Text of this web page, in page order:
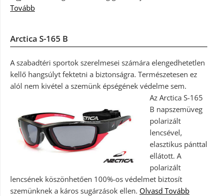
Tovább
Arctica S-165 B
A szabadtéri sportok szerelmesei számára elengedhetetlen
kellő hangsúlyt fektetni a biztonságra. Természetesen ez
alól nem kivétel a szemünk épségének védelme sem.
Az Arctica S-165
B napszemüveg
polarizált
lencsével,
elasztikus pánttal
ellátott. A
polarizált
lencsének köszönhetően 100%-os védelmet biztosít
szemünknek a káros sugárzások ellen. Olvasd Tovább